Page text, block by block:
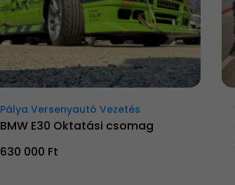
Pálya Versenyautó Vezetés
BMW E30 Oktatási csomag
630 000 Ft